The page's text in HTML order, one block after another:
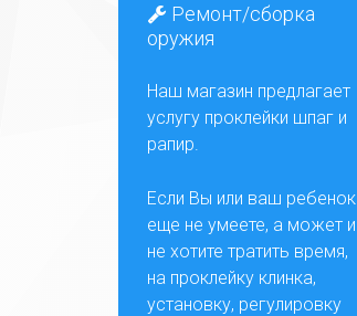
Ремонт/сборка
оружия
Наш магазин предлагает
услугу проклейки шпаг и
рапир.
Если Вы или ваш ребенок
еще не умеете, а может и
не хотите тратить время,
на проклейку клинка,
установку, регулировку